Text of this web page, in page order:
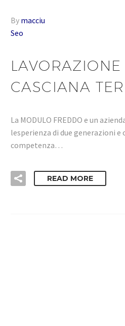
By macciu
Seo
LAVORAZIONE
CASCIANA
La MODULO FREDDO e un
lesperienza di due generazioni e
competenza…
READ MORE